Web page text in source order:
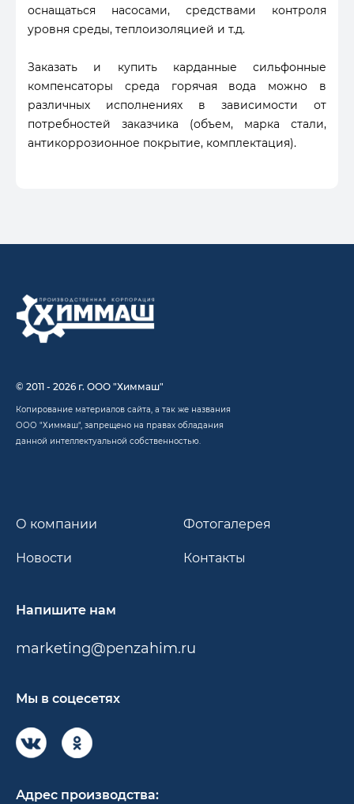
оснащаться насосами, средствами контроля
уровня среды, теплоизоляцией и т.д.
Заказать и купить карданные сильфонные
компенсаторы среда горячая вода можно в
различных исполнениях в зависимости от
потребностей заказчика (объем, марка стали,
антикоррозионное покрытие, комплектация).
© 2011 - 2026 г. ООО "Химмаш"
Копирование материалов сайта, а так же названия
ООО "Химмаш", запрещено на правах обладания
данной интеллектуальной собственностью.
О компании
Новости
Фотогалерея
Контакты
Напишите нам
marketing@penzahim.ru
Мы в соцесетях
Адрес производства: